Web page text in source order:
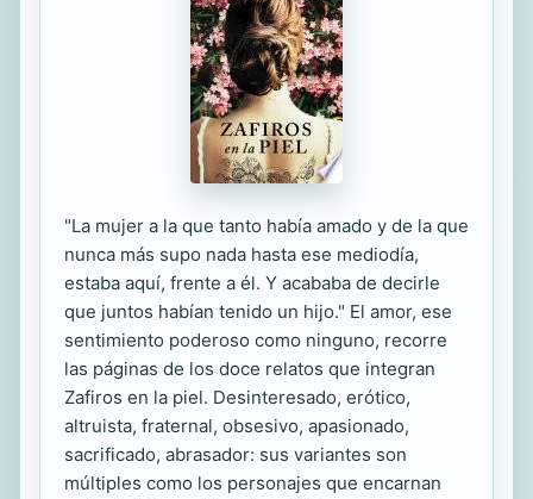
"La mujer a la que tanto había amado y de la que
nunca más supo nada hasta ese mediodía,
estaba aquí, frente a él. Y acababa de decirle
que juntos habían tenido un hijo." El amor, ese
sentimiento poderoso como ninguno, recorre
las páginas de los doce relatos que integran
Zafiros en la piel. Desinteresado, erótico,
altruista, fraternal, obsesivo, apasionado,
sacrificado, abrasador: sus variantes son
múltiples como los personajes que encarnan